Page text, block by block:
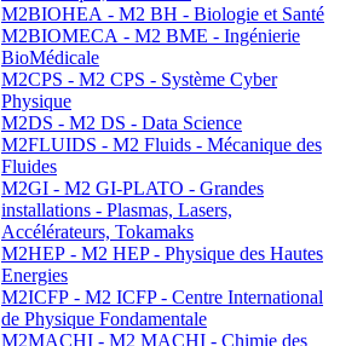
M2BIOHEA - M2 BH - Biologie et Santé
M2BIOMECA - M2 BME - Ingénierie
BioMédicale
M2CPS - M2 CPS - Système Cyber
Physique
M2DS - M2 DS - Data Science
M2FLUIDS - M2 Fluids - Mécanique des
Fluides
M2GI - M2 GI-PLATO - Grandes
installations - Plasmas, Lasers,
Accélérateurs, Tokamaks
M2HEP - M2 HEP - Physique des Hautes
Energies
M2ICFP - M2 ICFP - Centre International
de Physique Fondamentale
M2MACHI - M2 MACHI - Chimie des